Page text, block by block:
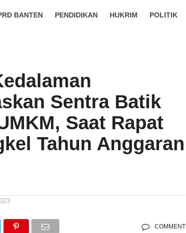
BANTEN PENDIDIKAN HUKRIM POLITIK
Sentra Batik
Saat Rapat
Tahun Anggaran
COMMENT